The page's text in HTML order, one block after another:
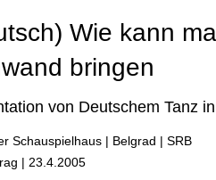
Wie kann
bringen
von Deutschem Tanz
Schauspielhaus | Belgrad | SRB
| 23.4.2005